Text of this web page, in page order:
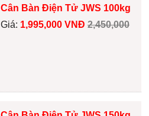
Cân Bàn Điện Tử JWS 100kg
Giá: 1,995,000 VNĐ 2,450,000